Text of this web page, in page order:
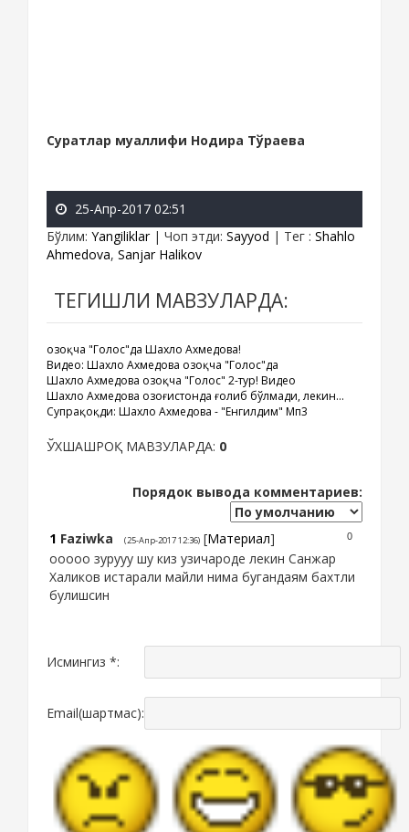
Суратлар муаллифи Нодира Тўраева
25-Апр-2017 02:51
Бўлим: Yangiliklar| Чоп этди: Sayyod | Тег : Shahlo
Ahmedova, Sanjar Halikov
ТЕГИШЛИ МАВЗУЛАРДА:
Қозоқча "Голос"да Шахло Ахмедова!
Видео: Шахло Ахмедова Қозоқча "Голос"да
Шахло Ахмедова Қозоқча "Голос" 2-тур! Видео
Шахло Ахмедова Қозоғистонда ғолиб бўлмади, лекин...
Супрақоқди: Шахло Ахмедова - "Енгилдим" Мп3
ЎХШАШРОҚ МАВЗУЛАРДА: 0
Порядок вывода комментариев:
0
1 Faziwka (25-Апр-2017 12:36) [Материал]
ооооо зурууу шу киз узичароде лекин Санжар
Халиков истарали майли нима бугандаям бахтли
булишсин
Исмингиз *:
Email(шартмас):